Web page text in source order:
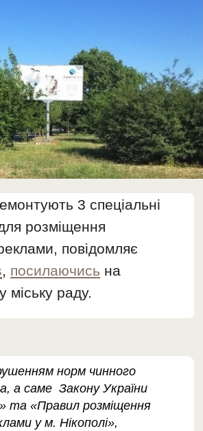
3 спеціальні
розміщення
повідомляє
, посилаючись на
міську раду.
норм чинного
а саме Закону України
та «Правил розміщення
у м. Нікополі»,